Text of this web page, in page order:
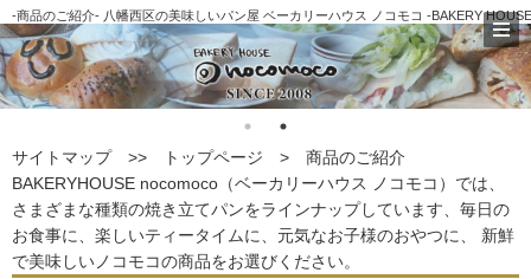
-商品のご紹介- 八幡西区の美味しいパン屋 ベーカリーハウス ノコモコ -BAKERY
サイトマップ >> トップページ > 商品のご紹介
BAKERYHOUSE nocomoco（ベーカリーハウス ノコモコ）では、
さまざまな種類の焼き立てパンをラインナップしています、毎日の
お食事に、楽しいティータイムに、元気なお子様のおやつに、 新鮮
で美味しいノコモコの商品をお選びください。